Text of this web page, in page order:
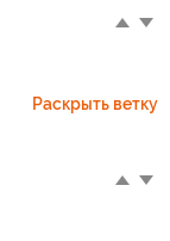
Раскрыть ветку